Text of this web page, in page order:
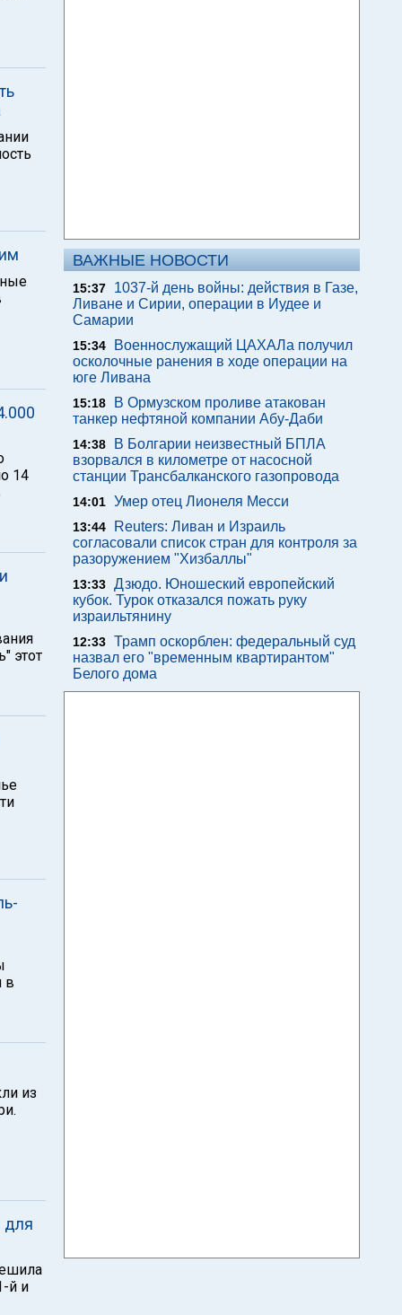
14
этот
в
из
для
й и
ВАЖНЫЕ НОВОСТИ
15:37
1037-й день войны: действия в Газе,
Ливане и Сирии, операции в Иудее и
Самарии
15:34
Военнослужащий ЦАХАЛа получил
осколочные ранения в ходе операции на
юге Ливана
15:18
В Ормузском проливе атакован
танкер нефтяной компании Абу-Даби
14:38
В Болгарии неизвестный БПЛА
взорвался в километре от насосной
станции Трансбалканского газопровода
14:01 Умер отец Лионеля Месси
13:44
Reuters: Ливан и Израиль
согласовали список стран для контроля за
разоружением "Хизбаллы"
13:33 Дзюдо. Юношеский европейский
кубок. Турок отказался пожать руку
израильтянину
12:33 Трамп оскорблен: федеральный суд
назвал его "временным квартирантом"
Белого дома